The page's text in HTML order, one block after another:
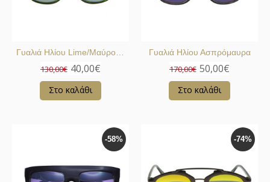
Γυαλιά Ηλίου Lime/Μαύρο Σκελετό
130,00€ 40,00€
Στο καλάθι
Γυαλιά Ηλίου Ασπρόμαυρα
170,00€ 50,00€
Στο καλάθι
-58% -74%